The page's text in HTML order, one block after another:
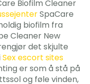
Biofilm Cleaner
SpaCare
biofilm fra
Cleaner New
det skjulte
Sex escort sites
er som å stå på
og føle vinden,